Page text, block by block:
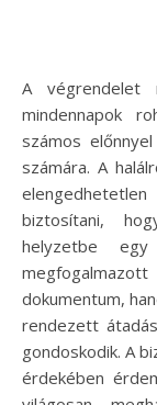
A végrendelet megírása gyakran háttérbe szorul a
mindennapok
számos
számára. A
biztosítani,
helyzetbe
dokumentum,
rendezett
gondoskodik. A
érdekében